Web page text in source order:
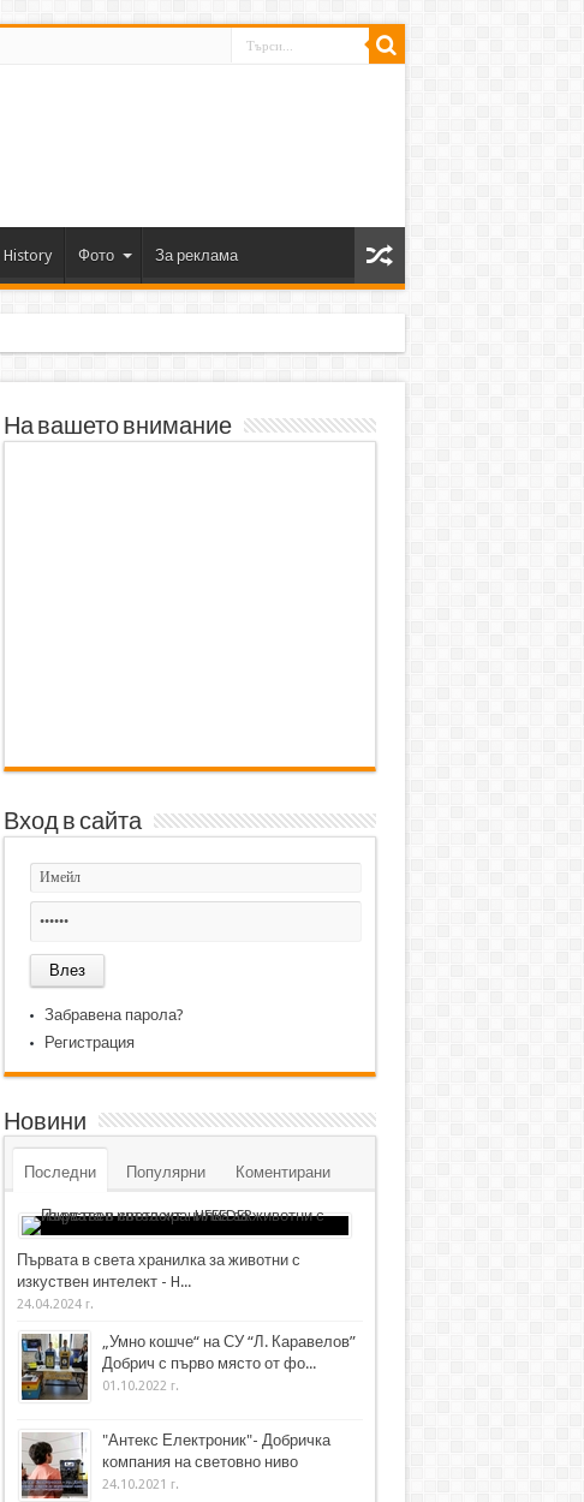
History Фото За реклама
На вашето внимание
Вход в сайта
Забравена парола?
Регистрация
Новини
Последни Популярни Коментирани
Първата в света хранилка за животни с
изкуствен интелект - H...
24.04.2024 г.
„Умно кошче“ на СУ “Л. Каравелов”
Добрич с първо място от фо...
01.10.2022 г.
"Антекс Електроник"- Добричка
компания на световно ниво
24.10.2021 г.